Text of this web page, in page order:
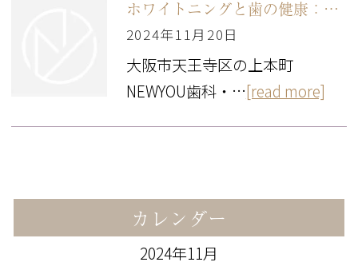
ホワイトニングと歯の健康：ホワイトニングが歯の健康に与える利益とリスク
2024年11月20日
大阪市天王寺区の上本町
NEWYOU歯科・…[read more]
カレンダー
2024年11月